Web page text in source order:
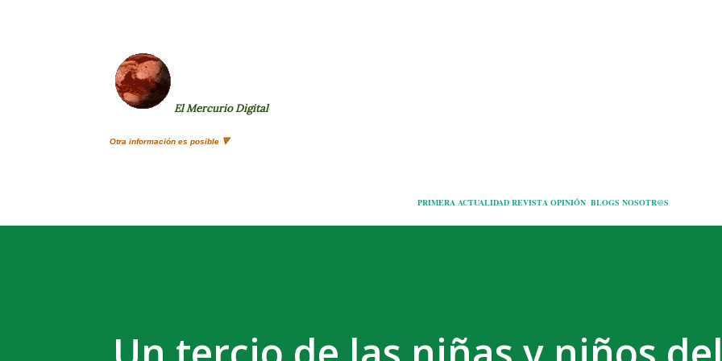
El Mercurio Digital
Otra información es posible 🔻
PRIMERA ACTUALIDAD REVISTA OPINIÓN BLOGS NOSOTR@S